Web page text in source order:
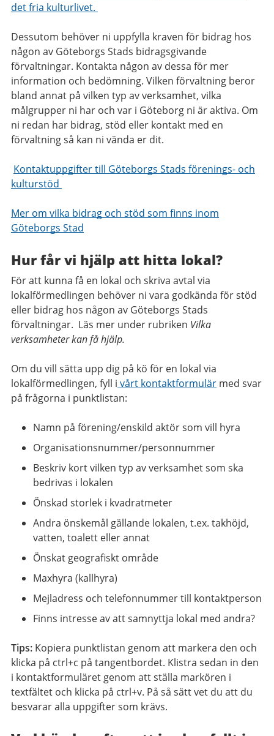
det fria kulturlivet.
Dessutom behöver ni uppfylla kraven för bidrag hos
någon av Göteborgs Stads bidragsgivande
förvaltningar. Kontakta någon av dessa för mer
information och bedömning. Vilken förvaltning beror
bland annat på vilken typ av verksamhet, vilka
målgrupper ni har och var i Göteborg ni är aktiva. Om
ni redan har bidrag, stöd eller kontakt med en
förvaltning så kan ni vända er dit.
Kontaktuppgifter till Göteborgs Stads förenings- och
kulturstöd
Mer om vilka bidrag och stöd som finns inom
Göteborgs Stad
Hur får vi hjälp att hitta lokal?
För att kunna få en lokal och skriva avtal via
lokalförmedlingen behöver ni vara godkända för stöd
eller bidrag hos någon av Göteborgs Stads
förvaltningar. Läs mer under rubriken Vilka
verksamheter kan få hjälp.
Om du vill sätta upp dig på kö för en lokal via
lokalförmedlingen, fyll i vårt kontaktformulär med svar
på frågorna i punktlistan:
Namn på förening/enskild aktör som vill hyra
Organisationsnummer/personnummer
Beskriv kort vilken typ av verksamhet som ska
bedrivas i lokalen
Önskad storlek i kvadratmeter
Andra önskemål gällande lokalen, t.ex. takhöjd,
vatten, toalett eller annat
Önskat geografiskt område
Maxhyra (kallhyra)
Mejladress och telefonnummer till kontaktperson
Finns intresse av att samnyttja lokal med andra?
Tips: Kopiera punktlistan genom att markera den och
klicka på ctrl+c på tangentbordet. Klistra sedan in den
i kontaktformuläret genom att ställa markören i
textfältet och klicka på ctrl+v. På så sätt vet du att du
besvarar alla uppgifter som krävs.